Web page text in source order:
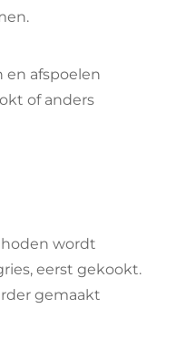
en afspoelen
of anders
wordt
eerst gekookt.
gemaakt